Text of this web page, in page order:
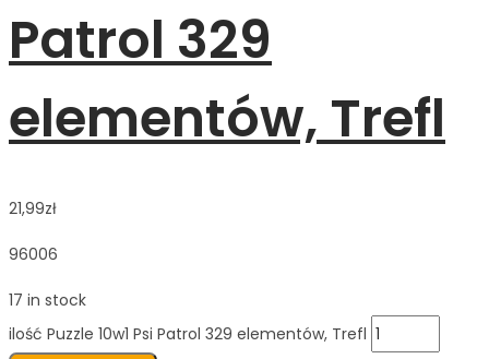
Patrol 329
elementów, Trefl
21,99zł
96006
17 in stock
ilość Puzzle 10w1 Psi Patrol 329 elementów, Trefl